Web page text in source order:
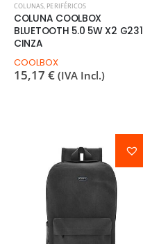
COLUNAS, PERIFÉRICOS
COLUNA COOLBOX
BLUETOOTH 5.0 5W X2 G231
CINZA
COOLBOX
15,17 € (IVA Incl.)